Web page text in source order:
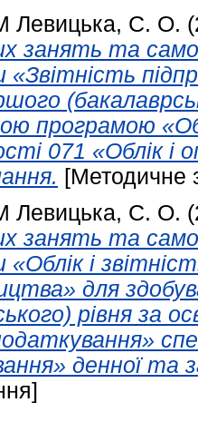
Левицька, С. О.
занять та
«Звітність
програмою
071 «Облік і
[Методичне
Левицька, С. О.
занять та
«Облік і
для
рівня за
денної та